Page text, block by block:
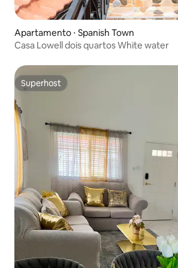
Apartamento ⋅ Spanish Town
Casa Lowell dois quartos White water
Superhost
Superhost